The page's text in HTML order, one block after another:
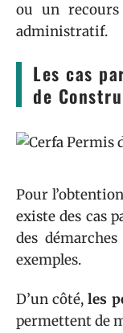
ou un
administratif.
Les cas
de
Pour
existe des cas
des
exemples.
D’un côté,les
permettent de